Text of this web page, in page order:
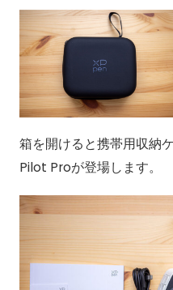
箱を開けると携帯用収納
Pilot Proが登場します。